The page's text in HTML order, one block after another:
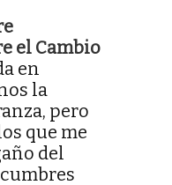
el Cambio
en
la
pero
que me
del